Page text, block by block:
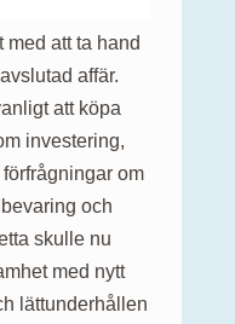
med att ta hand
affär.
att köpa
investering,
om
och
skulle nu
med nytt
lättunderhållen